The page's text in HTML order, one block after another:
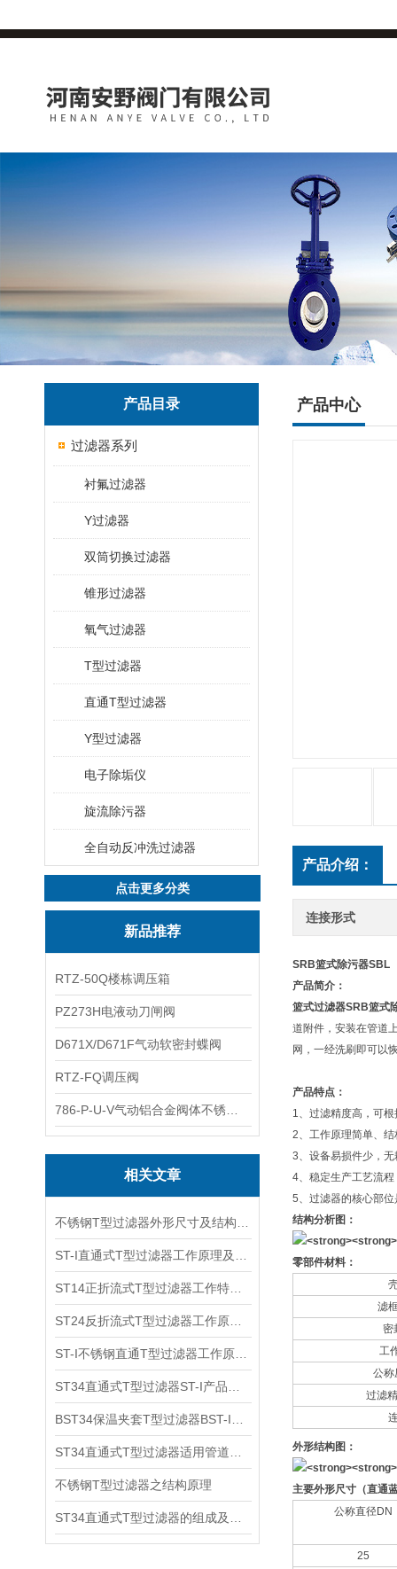
产品目录
过滤器系列
衬氟过滤器
Y过滤器
双筒切换过滤器
锥形过滤器
氧气过滤器
T型过滤器
直通T型过滤器
Y型过滤器
电子除垢仪
旋流除污器
全自动反冲洗过滤器
点击更多分类
新品推荐
RTZ-50Q楼栋调压箱
PZ273H电液动刀闸阀
D671X/D671F气动软密封蝶阀
RTZ-FQ调压阀
相关文章
不锈钢T型过滤器之结构原理
产品中心
产品介绍：
连接形式
SRB篮式除污器SBL
产品简介：
篮式过滤器SRB篮式
道附件，安装在管道
网，一经洗刷即可以
产品特点：
1、过滤精度高，可
2、工作原理简单、
3、设备易损件少，
4、稳定生产工艺流
5、过滤器的核心部
结构分析图：
零部件材料：
滤
密
工
公称
过滤
外形结构图：
主要外形尺寸（直通
公称直径DN
25